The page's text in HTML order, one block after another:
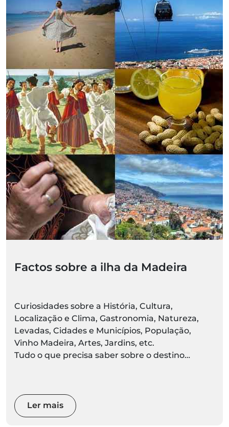
Factos sobre a ilha da Madeira
Curiosidades sobre a História, Cultura,
Localização e Clima, Gastronomia, Natureza,
Levadas, Cidades e Municípios, População,
Vinho Madeira, Artes, Jardins, etc.
Tudo o que precisa saber sobre o destino
Ler mais